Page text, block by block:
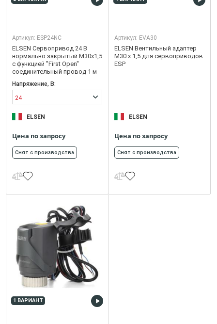
Артикул: ESP24NC
ELSEN Сервопривод 24 В
нормально закрытый М30х1,5
с функцией "First Open"
соединительный провод 1 м
Напряжение, В:
24
ELSEN
Цена по запросу
Снят с производства
Артикул: EVA30
ELSEN Вентильный адаптер
М30 х 1,5 для сервоприводов
ESP
ELSEN
Цена по запросу
Снят с производства
1 ВАРИАНТ